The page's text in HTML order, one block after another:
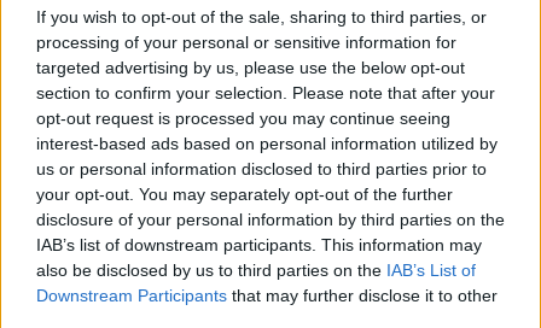
If you wish to opt-out of the sale, sharing to third parties, or
processing of your personal or sensitive information for
targeted advertising by us, please use the below opt-out
section to confirm your selection. Please note that after your
opt-out request is processed you may continue seeing
interest-based ads based on personal information utilized by
us or personal information disclosed to third parties prior to
your opt-out. You may separately opt-out of the further
disclosure of your personal information by third parties on the
IAB’s list of downstream participants. This information may
also be disclosed by us to third parties on the IAB’s List of
Downstream Participants that may further disclose it to other
ΡΟΗ ΕΙΔΗΣΕΩΝ
16:47
ΚΟΙΝΩΝΙΑ
Άγριος ξυλοδαρμός νοσηλεύτριας στον «Ερυθρό
Σταυρό» από 24χρονη ασθενή